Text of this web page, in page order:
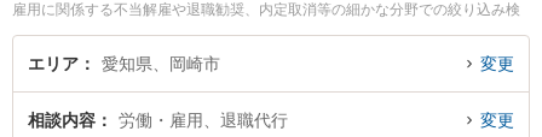
雇用に関係する不当解雇や退職勧奨、内定取消等の細かな分野での絞り込み検
索もでき便利です。特にベリーベスト法律事務所 岡崎オフィスの神谷 直樹弁護
士や旭合同法律事務所 岡崎事務所の林 太郎弁護士、永谷和之法律事務所の永谷
したい』『退職代行のトラブル解決の実績豊富な近くの弁護士を検索したい』
エリア 愛知県、岡崎市 変更
相談内容 労働・雇用、退職代行 変更